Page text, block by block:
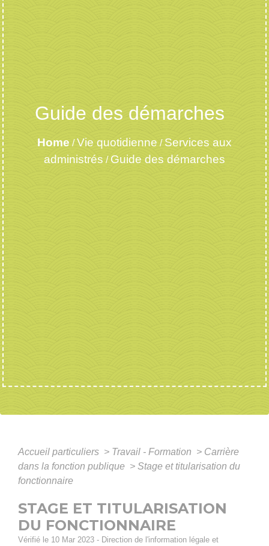
Guide des démarches
Home /Vie quotidienne / Services aux
administrés / Guide des démarches
Accueil particuliers > Travail - Formation > Carrière
dans la fonction publique > Stage et titularisation du
fonctionnaire
STAGE ET TITULARISATION
DU FONCTIONNAIRE
Vérifié le 10 Mar 2023 - Direction de l'information légale et